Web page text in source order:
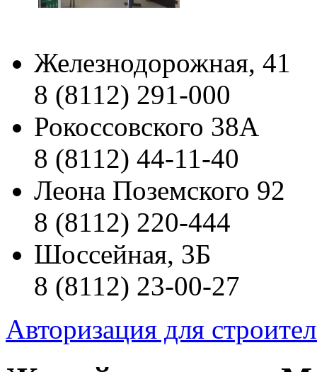
Железнодорожная, 41
8 (8112) 291-000
Рокоссовского 38А
8 (8112) 44-11-40
Леона Поземского 92
8 (8112) 220-444
Шоссейная, 3Б
8 (8112) 23-00-27
Авторизация для